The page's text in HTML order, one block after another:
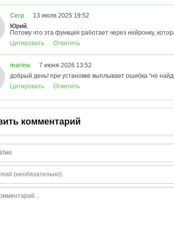
Сегр
13 июля 2025 19:52
Юрий,
Потому что эта функция работает через нейронку,
Цитировать
Ответить
marina
7 июня 2026 13:52
добрый день! при установке выплывает ошибка "не
Цитировать
Ответить
комментарий